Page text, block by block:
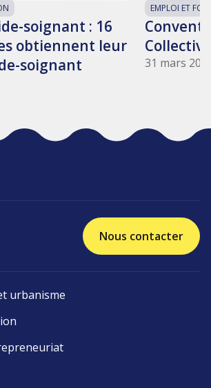
soignant : 16
obtiennent leur
soignant
EMPLOI ET
31 mars
Nous contacter
urbanisme